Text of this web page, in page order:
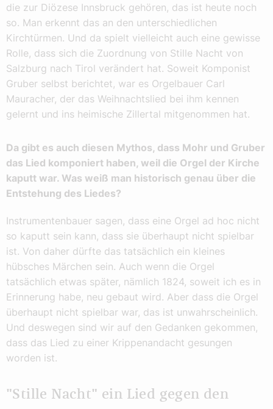
die zur Diözese Innsbruck gehören, das ist heute noch
so. Man erkennt das an den unterschiedlichen
Kirchtürmen. Und da spielt vielleicht auch eine gewisse
Rolle, dass sich die Zuordnung von Stille Nacht von
Salzburg nach Tirol verändert hat. Soweit Komponist
Gruber selbst berichtet, war es Orgelbauer Carl
Mauracher, der das Weihnachtslied bei ihm kennen
gelernt und ins heimische Zillertal mitgenommen hat.
Da gibt es auch diesen Mythos, dass Mohr und Gruber
das Lied komponiert haben, weil die Orgel der Kirche
kaputt war. Was weiß man historisch genau über die
Entstehung des Liedes?
Instrumentenbauer sagen, dass eine Orgel ad hoc nicht
so kaputt sein kann, dass sie überhaupt nicht spielbar
ist. Von daher dürfte das tatsächlich ein kleines
hübsches Märchen sein. Auch wenn die Orgel
tatsächlich etwas später, nämlich 1824, soweit ich es in
Erinnerung habe, neu gebaut wird. Aber dass die Orgel
überhaupt nicht spielbar war, das ist unwahrscheinlich.
Und deswegen sind wir auf den Gedanken gekommen,
dass das Lied zu einer Krippenandacht gesungen
worden ist.
"Stille Nacht" ein Lied gegen den